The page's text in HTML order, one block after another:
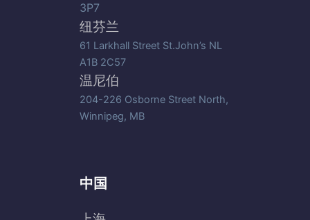
3P7
纽芬兰
61 Larkhall Street St.John’s NL
A1B 2C57
温尼伯
204-226 Osborne Street North,
Winnipeg, MB
中国